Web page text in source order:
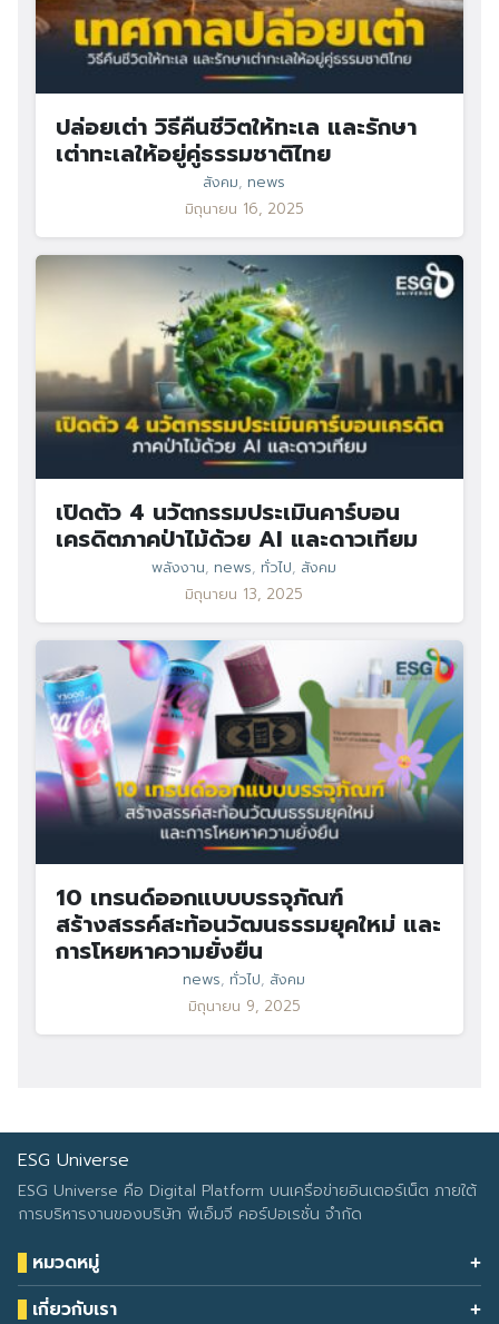
ปล่อยเต่า วิธีคืนชีวิตให้ทะเล และรักษา
เต่าทะเลให้อยู่คู่ธรรมชาติไทย
สังคม, news
มิถุนายน 16, 2025
เปิดตัว 4 นวัตกรรมประเมินคาร์บอน
เครดิตภาคป่าไม้ด้วย AI และดาวเทียม
พลังงาน, news, ทั่วไป, สังคม
มิถุนายน 13, 2025
10 เทรนด์ออกแบบบรรจุภัณฑ์
สร้างสรรค์สะท้อนวัฒนธรรมยุคใหม่ และ
การโหยหาความยั่งยืน
news, ทั่วไป, สังคม
มิถุนายน 9, 2025
ESG Universe
ESG Universe คือ Digital Platform บนเครือข่ายอินเตอร์เน็ต ภายใต้
การบริหารงานของบริษัท พีเอ็มจี คอร์ปอเรชั่น จำกัด
หมวดหมู่
Health & Wellness
Eco Icon
เกี่ยวกับเรา